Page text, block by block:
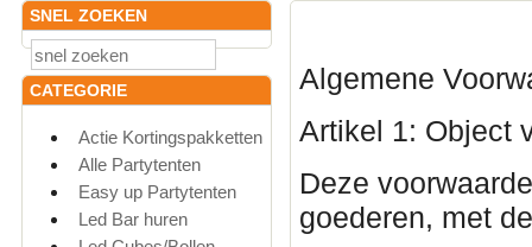
SNEL ZOEKEN
CATEGORIE
Actie Kortingspakketten
Alle Partytenten
Easy up Partytenten
Led Bar huren
Algemene
Artikel 1: Object
Deze
goederen, met de